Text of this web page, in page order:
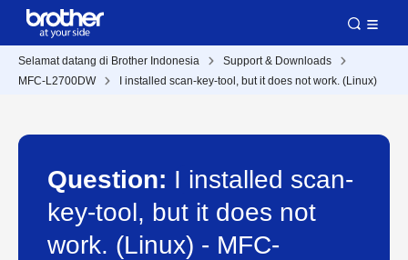
Selamat datang di Brother Indonesia
Support & Downloads
MFC-L2700DW
I installed scan-key-tool, but it does not work. (Linux)
Question: I installed scan-
key-tool, but it does not
work. (Linux) - MFC-